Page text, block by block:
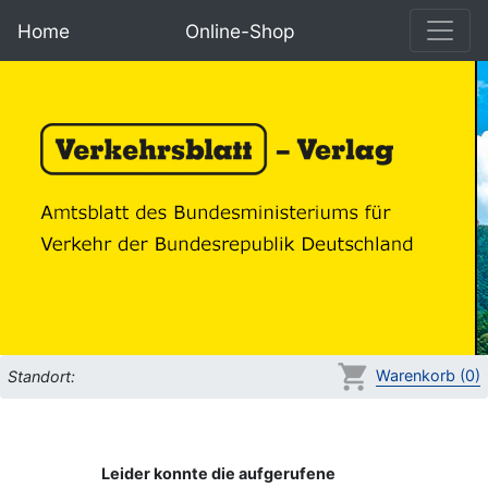
Home Online-Shop
Standort: Warenkorb (0)
Leider konnte die aufgerufene